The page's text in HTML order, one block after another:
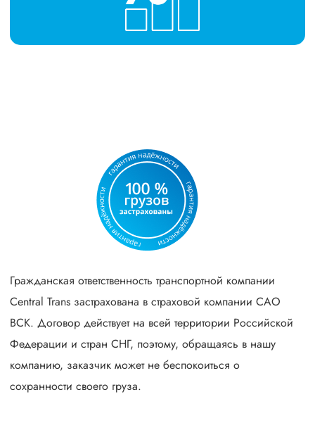
Гражданская ответственность транспортной компании
Central Trans застрахована в страховой компании САО
ВСК. Договор действует на всей территории Российской
Федерации и стран СНГ, поэтому, обращаясь в нашу
компанию, заказчик может не беспокоиться о
сохранности своего груза.